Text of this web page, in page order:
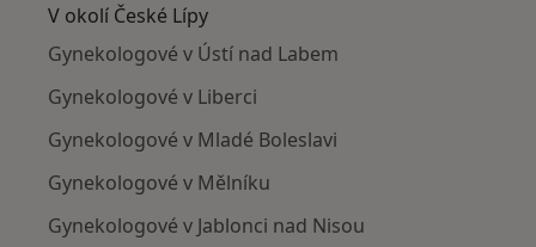
V okolí České Lípy
Gynekologové v Ústí nad Labem
Gynekologové v Liberci
Gynekologové v Mladé Boleslavi
Gynekologové v Mělníku
Gynekologové v Jablonci nad Nisou